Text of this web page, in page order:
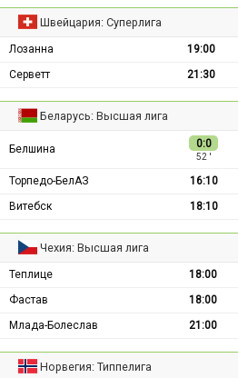
Швейцария: Суперлига
Лозанна 19:00
Серветт
21:30
Беларусь: Высшая лига
Белшина 0:0
52 ′
Торпедо-БелАЗ 16:10
Витебск
18:10
Чехия: Высшая лига
Теплице 18:00
Фастав
18:00
Млада-Болеслав
21:00
Норвегия: Типпелига